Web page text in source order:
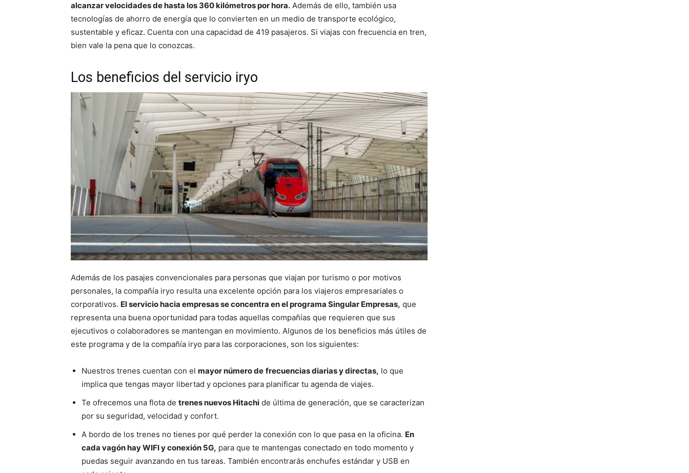
alcanzar velocidades de hasta los 360 kilómetros por hora. Además de ello, también usa
tecnologías de ahorro de energía que lo convierten en un medio de transporte ecológico,
sustentable y eficaz. Cuenta con una capacidad de 419 pasajeros. Si viajas con frecuencia en tren,
bien vale la pena que lo conozcas.
Los beneficios del servicio iryo
Además de los pasajes convencionales para personas que viajan por turismo o por motivos
personales, la compañía iryo resulta una excelente opción para los viajeros empresariales o
corporativos. El servicio hacia empresas se concentra en el programa Singular Empresas, que
representa una buena oportunidad para todas aquellas compañías que requieren que sus
ejecutivos o colaboradores se mantengan en movimiento. Algunos de los beneficios más útiles de
este programa y de la compañía iryo para las corporaciones, son los siguientes:
Nuestros trenes cuentan con el mayor número de frecuencias diarias y directas, lo que
implica que tengas mayor libertad y opciones para planificar tu agenda de viajes.
Te ofrecemos una flota de trenes nuevos Hitachi de última de generación, que se caracterizan
por su seguridad, velocidad y confort.
A bordo de los trenes no tienes por qué perder la conexión con lo que pasa en la oficina. En
cada vagón hay WIFI y conexión 5G, para que te mantengas conectado en todo momento y
puedas seguir avanzando en tus tareas. También encontrarás enchufes estándar y USB en